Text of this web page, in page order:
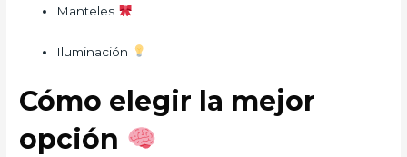
Manteles
Iluminación
Cómo elegir la mejor
opción